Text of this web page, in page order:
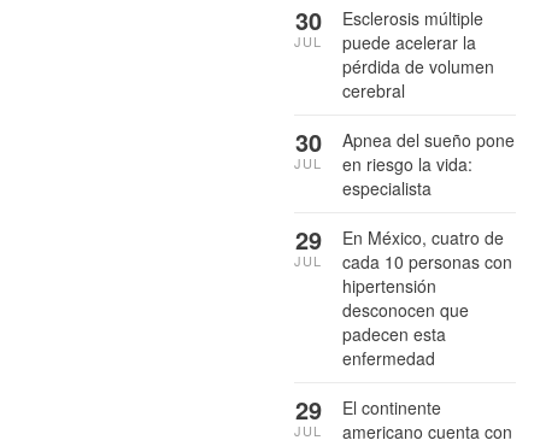
Esclerosis múltiple
puede acelerar la
pérdida de volumen
cerebral
30
JUL
Apnea del sueño pone
en riesgo la vida:
especialista
30
JUL
En México, cuatro de
cada 10 personas con
hipertensión
desconocen que
padecen esta
enfermedad
29
JUL
El continente
americano cuenta con
29
JUL